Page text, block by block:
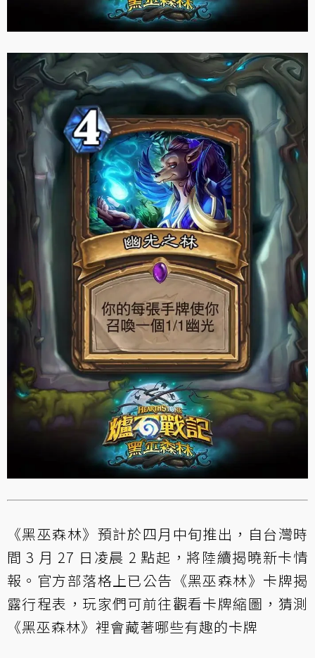
《黑巫森林》預計於四月中旬推出，自台灣時
間 3 月 27 日凌晨 2 點起，將陸續揭曉新卡情
報。官方部落格上已公告 《黑巫森林》卡牌揭
露行程表 ，玩家們可前往觀看卡牌縮圖，猜測
《黑巫森林》裡會藏著哪些有趣的卡牌